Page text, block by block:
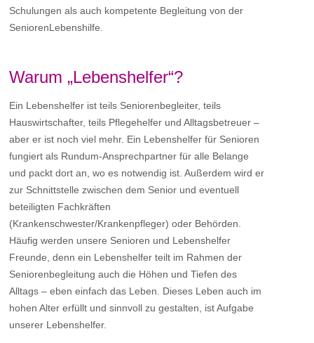
Schulungen als auch kompetente Begleitung von der
SeniorenLebenshilfe.
Warum „Lebenshelfer“?
Ein Lebenshelfer ist teils Seniorenbegleiter, teils
Hauswirtschafter, teils Pflegehelfer und Alltagsbetreuer –
aber er ist noch viel mehr. Ein Lebenshelfer für Senioren
fungiert als Rundum-Ansprechpartner für alle Belange
und packt dort an, wo es notwendig ist. Außerdem wird er
zur Schnittstelle zwischen dem Senior und eventuell
beteiligten Fachkräften
(Krankenschwester/Krankenpfleger) oder Behörden.
Häufig werden unsere Senioren und Lebenshelfer
Freunde, denn ein Lebenshelfer teilt im Rahmen der
Seniorenbegleitung auch die Höhen und Tiefen des
Alltags – eben einfach das Leben. Dieses Leben auch im
hohen Alter erfüllt und sinnvoll zu gestalten, ist Aufgabe
unserer Lebenshelfer.